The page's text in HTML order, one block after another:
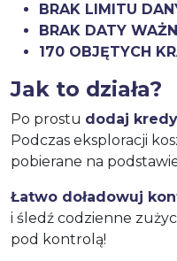
BRAK LIMITU
BRAK DATY
170 OBJĘTYCH
Jak to działa?
Po prostu dodaj
Podczas eksploracji
pobierane na
Łatwo doładowuj
i śledź codzienne
pod kontrolą!